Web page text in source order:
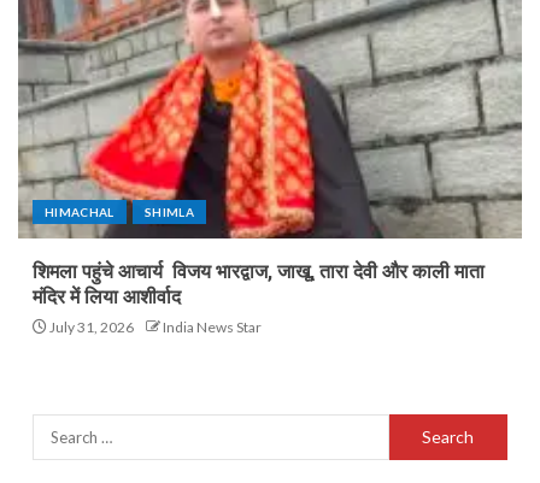
HIMACHAL SHIMLA
शिमला पहुंचे आचार्य विजय भारद्वाज, जाखू, तारा देवी और काली माता
मंदिर में लिया आशीर्वाद
July 31, 2026 India News Star